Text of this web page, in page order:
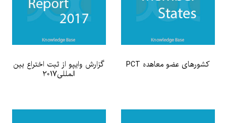
کشورهای عضو معاهده PCT گزارش وایپو از ثبت اختراع بین
المللی2017